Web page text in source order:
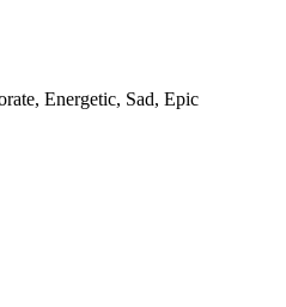
Energetic, Sad, Epic